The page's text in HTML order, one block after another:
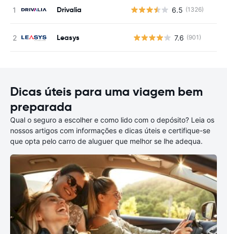
Drivalia 6.5 (1326)
Leasys 7.6 (901)
Dicas úteis para uma viagem bem
preparada
Qual o seguro a escolher e como lido com o depósito? Leia os
nossos artigos com informações e dicas úteis e certifique-se
que opta pelo carro de aluguer que melhor se lhe adequa.